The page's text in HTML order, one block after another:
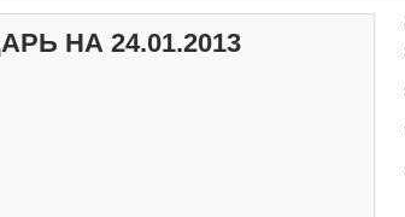
НА 24.01.2013